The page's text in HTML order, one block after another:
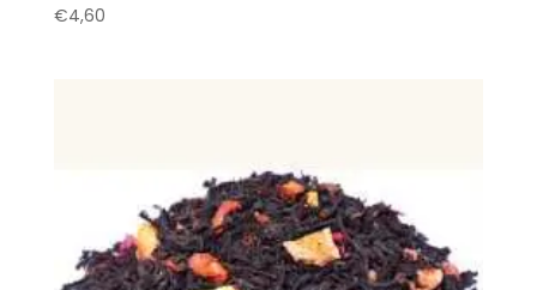
€4,60